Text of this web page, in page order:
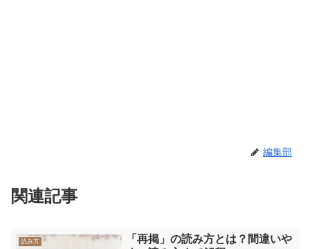
編集部
関連記事
読み方
「再掲」の読み方とは？間違いや